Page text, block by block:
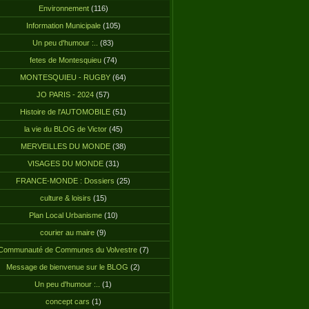
Environnement(116)
Information Municipale(105)
Un peu d'humour :.. (83)
fetes de Montesquieu(74)
MONTESQUIEU - RUGBY (64)
JO PARIS - 2024 (57)
Histoire de l'AUTOMOBILE (51)
la vie du BLOG de Victor(45)
MERVEILLES DU MONDE(38)
VISAGES DU MONDE(31)
FRANCE-MONDE : Dossiers (25)
culture & loisirs (15)
Plan Local Urbanisme(10)
courier au maire (9)
de Communes du Volvestre(7)
Message de bienvenue sur le BLOG (2)
Un peu d'humour :.. (1)
concept cars (1)